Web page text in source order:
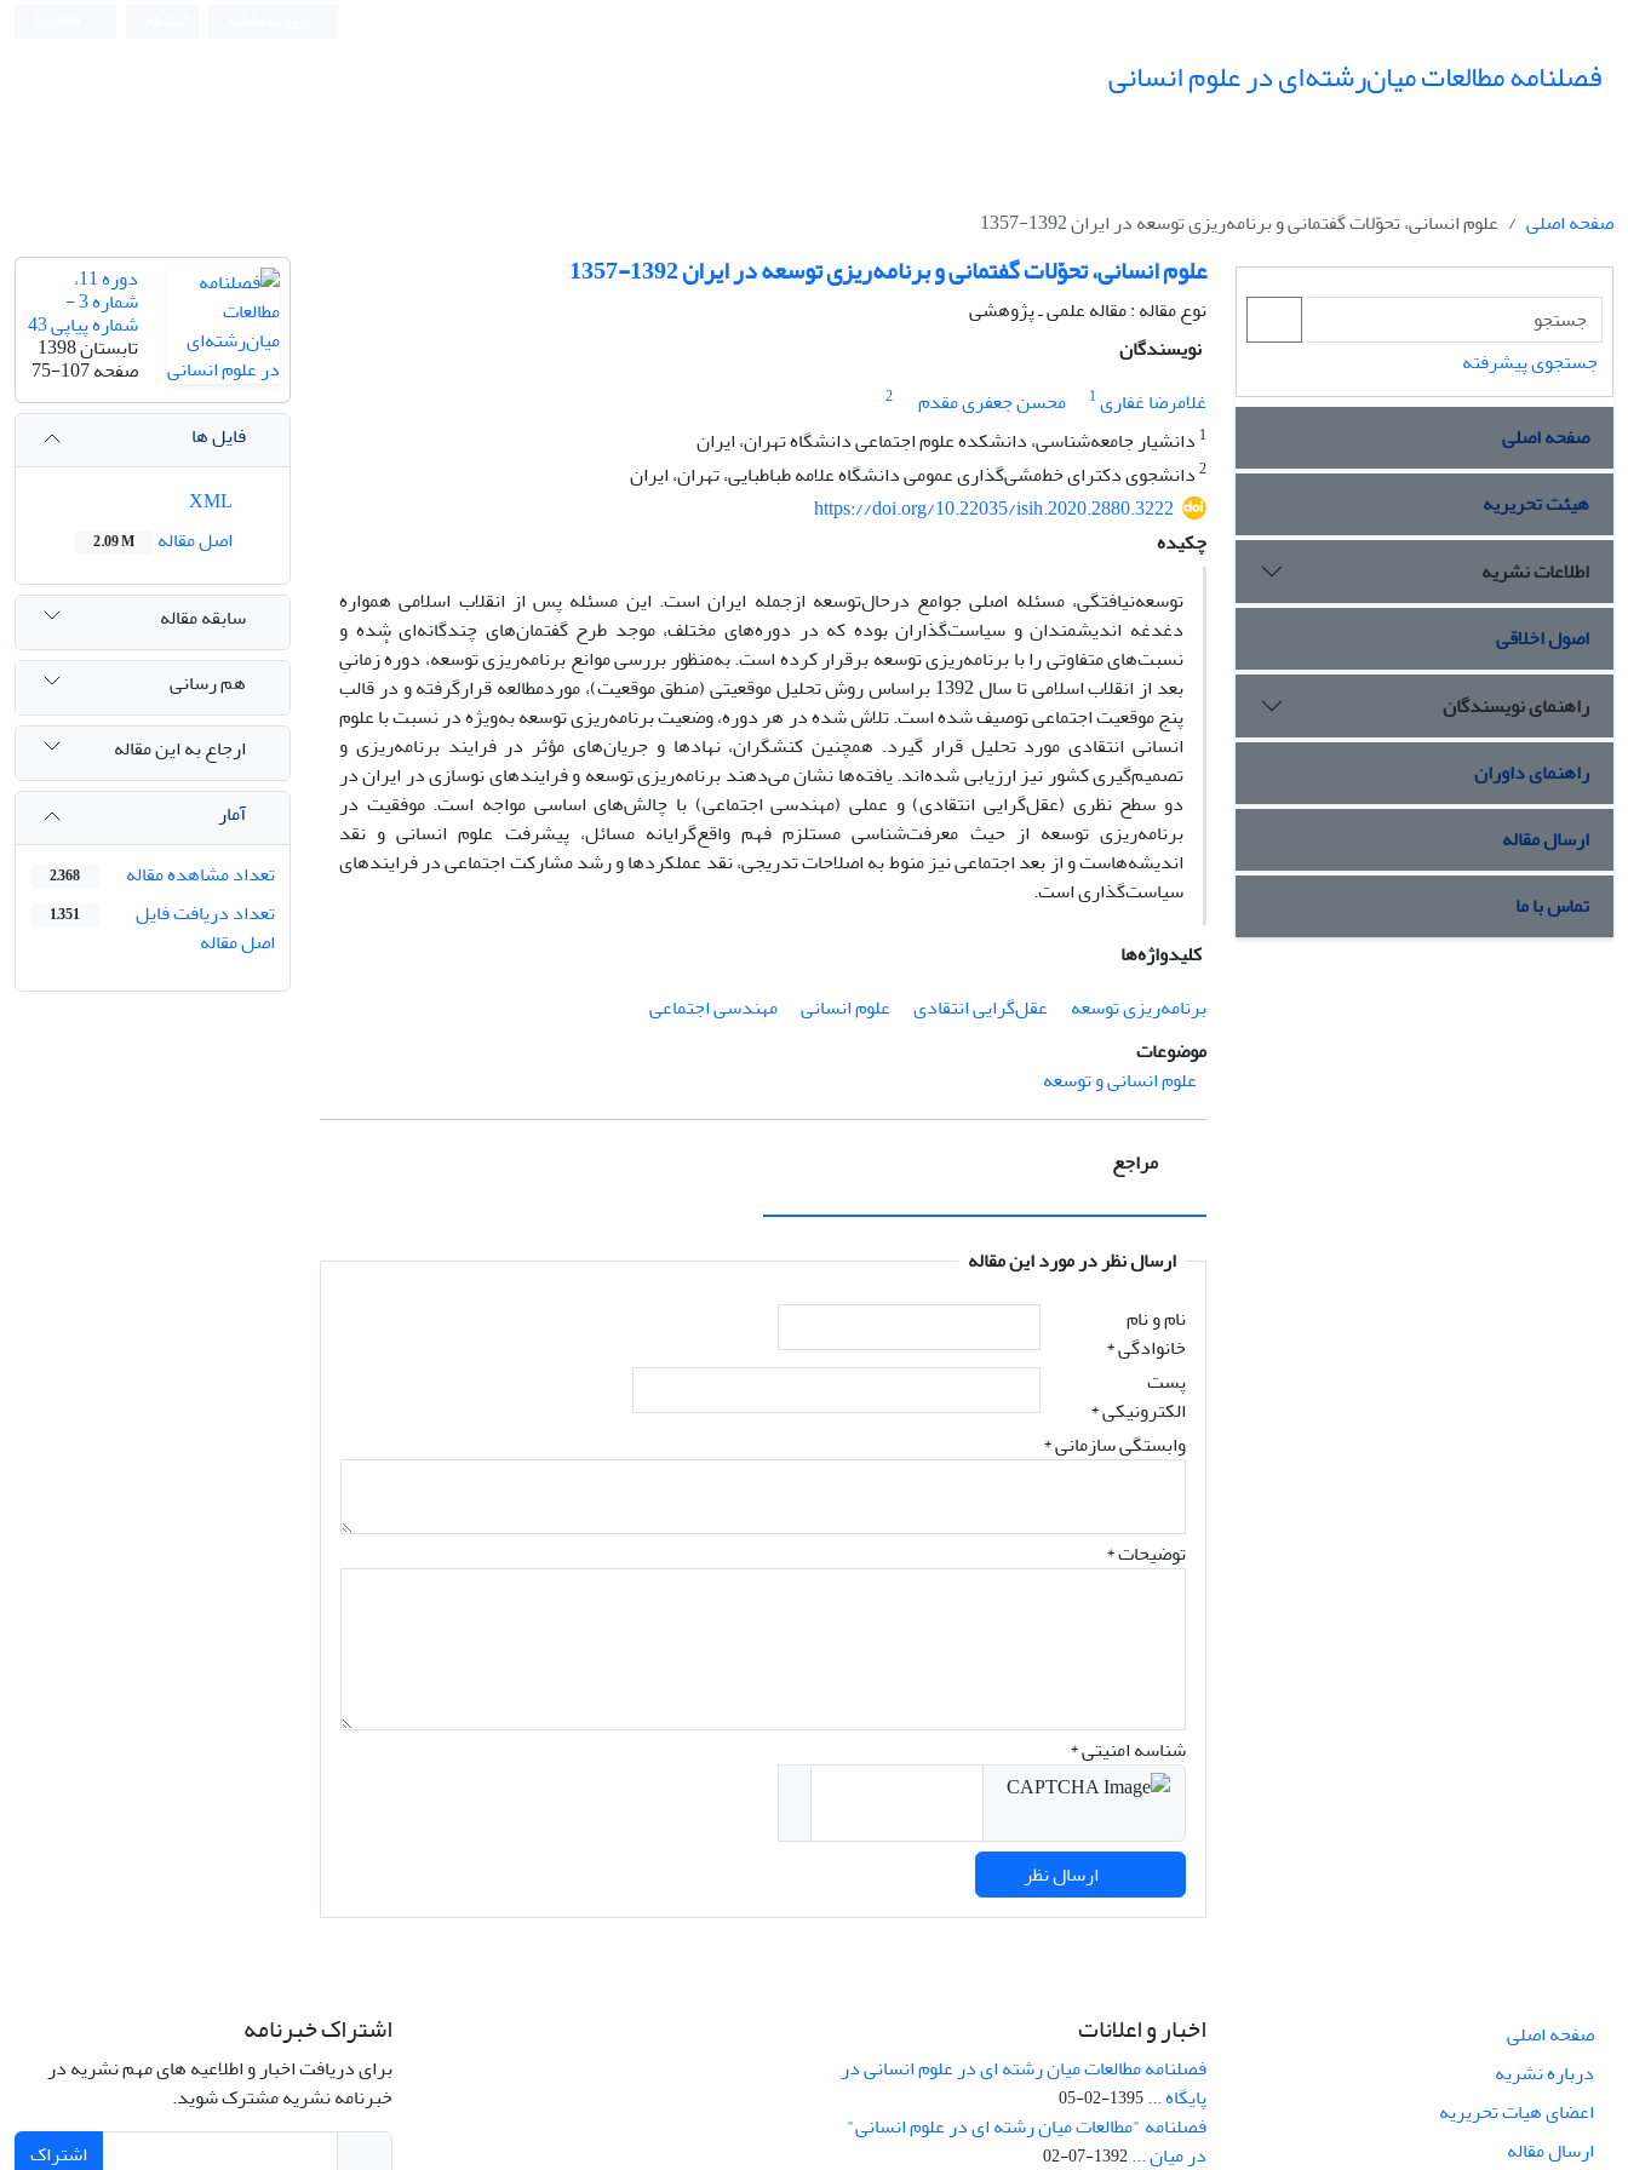
فصلنامه مطالعات میان‌رشته‌ای در علوم انسانی
صفحه اصلی علوم انسانی، تحوّلات گفتمانی و برنامه‌ریزی توسعه در ایران 1392-1357
علوم انسانی، تحوّلات گفتمانی و برنامه‌ریزی توسعه در ایران 1392-1357
نوع مقاله : مقاله علمی ـ پژوهشی
نویسندگان
غلامرضا غفاری1 محسن جعفری مقدم
2
1 دانشیار جامعه‌شناسی، دانشکده علوم اجتماعی دانشگاه تهران، ایران
2دانشجوی دکترای خط‌مشی‌گذاری عمومی دانشگاه علامه طباطبایی، تهران، ایران
https://doi.org/10.22035/isih.2020.2880.3222
چکیده
توسعه‌نیافتگی، مسئله اصلی جوامع درحال‌توسعه ازجمله ایران است. این مسئله پس از انقلاب اسلامی همواره
دغدغه اندیشمندان و سیاست‌گذاران بوده که در دوره‌های مختلف، موجد طرح گفتمان‌های چندگانه‌ای شده و
نسبت‌های متفاوتی را با برنامه‌ریزی توسعه برقرار کرده است. به‌منظور بررسی موانع برنامه‌ریزی توسعه، دورهٔ زمانیِ
بعد از انقلاب اسلامی تا سال 1392 براساس روش تحلیل موقعیتی (منطق موقعیت)، موردمطالعه قرارگرفته و در قالب
پنج موقعیت اجتماعی توصیف ‌شده است. تلاش شده در هر دوره، وضعیت برنامه‌ریزی توسعه به‌ویژه در نسبت با علوم
انسانی انتقادی مورد تحلیل قرار گیرد. همچنین کنشگران، نهادها و جریان‌های مؤثر در فرایند برنامه‌ریزی و
تصمیم‌گیری کشور نیز ارزیابی ‌شده‌اند. یافته‌ها نشان می‌دهند برنامه‌ریزی توسعه و فرایندهای نوسازی در ایران در
دو سطح نظری (عقل‌گرایی انتقادی) و عملی (مهندسی اجتماعی) با چالش‌های اساسی مواجه است. موفقیت در
برنامه‌ریزی توسعه از حیث معرفت‌شناسی مستلزم فهم واقع‌گرایانه مسائل، پیشرفت علوم انسانی و نقد
اندیشه‌هاست و از بعد اجتماعی نیز منوط به اصلاحات تدریجی، نقد عملکردها و رشد مشارکت اجتماعی در فرایندهای
سیاست‌گذاری است.
کلیدواژه‌ها
برنامه‌ریزی توسعه
عقل‌گرایی انتقادی علوم انسانی
مهندسی اجتماعی
موضوعات
علوم انسانی و توسعه
مراجع
ارسال نظر در مورد این مقاله
نام و نام
خانوادگی*
پست
الکترونیکی*
وابستگی سازمانی *
توضیحات *
شناسه امنیتی *
دوره 11،
شماره 3 -
شماره پیاپی 43
تابستان 1398
صفحه75-107
فایل ها
اصل مقاله
2.09 M
سابقه مقاله
هم رسانی
ارجاع به این مقاله
آمار
تعداد مشاهده مقاله
2,368
تعداد دریافت فایل
اصل مقاله
1,351
جستجوی پیشرفته
صفحه اصلی
هیئت تحریریه
اطلاعات نشریه
اصول اخلاقی
راهنمای نویسندگان
راهنمای داوران
ارسال مقاله
تماس با ما
صفحه اصلی
درباره نشریه
اعضای هیات تحریریه
ارسال مقاله
اخبار و اعلانات
فصلنامه مطالعات میان رشته ای در علوم انسانی در
پایگاه ...1395-02-05
فصلنامه "مطالعات میان رشته ای در علوم انسانی"
در میان ...1392-07-02
اشتراک خبرنامه
برای دریافت اخبار و اطلاعیه های مهم نشریه در
خبرنامه نشریه مشترک شوید.
اشتراک